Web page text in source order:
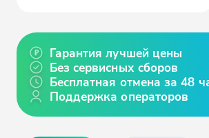
Гарантия лучшей цены
Без сервисных сборов
Бесплатная отмена за 48
Поддержка операторов